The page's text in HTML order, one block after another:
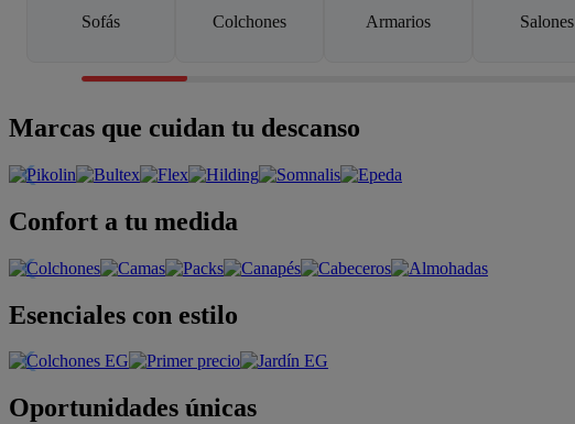
Sofás Colchones Armarios Salones
Marcas que cuidan tu descanso
Confort a tu medida
Esenciales con estilo
Oportunidades únicas